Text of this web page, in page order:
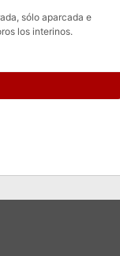
sólo aparcada e
los interinos.